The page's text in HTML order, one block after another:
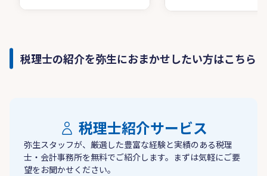
税理士の紹介を弥生におまかせしたい方はこちら
税理士紹介サービス
弥生スタッフが、厳選した豊富な経験と実績のある税理
士・会計事務所を無料でご紹介します。まずは気軽にご要
望をお聞かせください。